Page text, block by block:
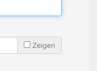
Zeigen